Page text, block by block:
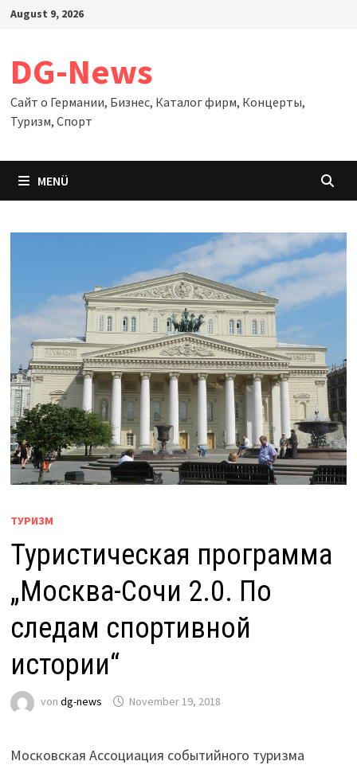
Zum
August 9, 2026
DG-News
Сайт о Германии, Бизнес, Каталог фирм, Концерты,
Туризм, Спорт
MENÜ
ТУРИЗМ
Туристическая программа
„Москва-Сочи 2.0. По
следам спортивной
истории“
von dg-news November 19, 2018
Московская Ассоциация событийного туризма